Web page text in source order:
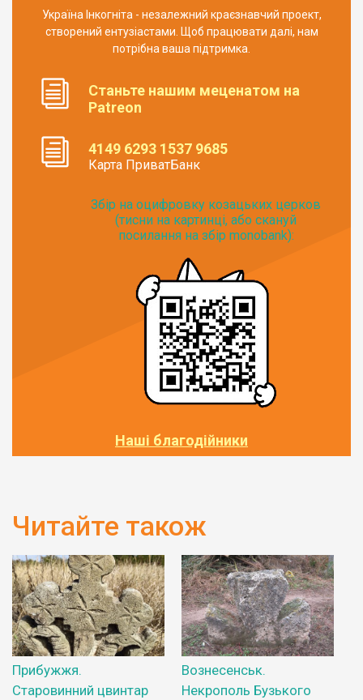
Україна Інкогніта - незалежний краєзнавчий проект,
створений ентузіастами. Щоб працювати далі, нам
потрібна ваша підтримка.
Станьте нашим меценатом на
Patreon
4149 6293 1537 9685
Карта ПриватБанк
Збір на оцифровку козацьких церков
(тисни на картинці, або скануй
посилання на збір monobank):
Наші благодійники
Читайте також
Прибужжя.
Старовинний цвинтар
Вознесенськ.
Некрополь Бузького